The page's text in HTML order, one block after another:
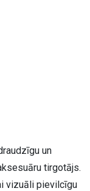
un
tirgotājs.
vizuāli pievilcīgu